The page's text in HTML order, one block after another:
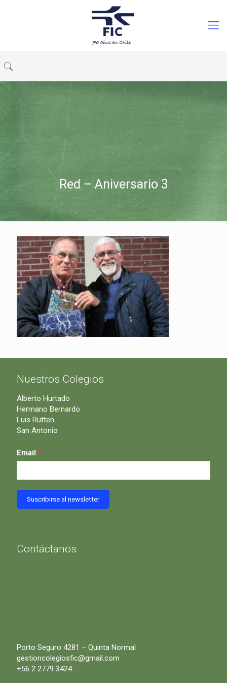
Red – Aniversario 3
Nuestros Colegios
Alberto Hurtado
Hermano Bernardo
Luis Rutten
San Antonio
Email *
Contáctanos
Porto Seguro 4281 – Quinta Normal
gestioncolegiosfic@gmail.com
+56 2 2779 3424